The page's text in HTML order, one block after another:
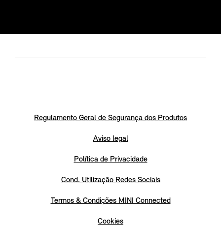
Regulamento Geral de Segurança dos Produtos
Aviso legal
Política de Privacidade
Cond. Utilização Redes Sociais
Termos & Condições MINI Connected
Cookies